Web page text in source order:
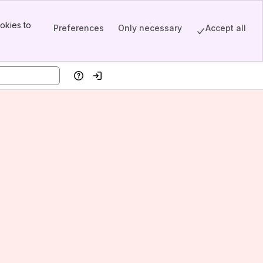
to
Preferences Only necessary Accept all
HelpLog in